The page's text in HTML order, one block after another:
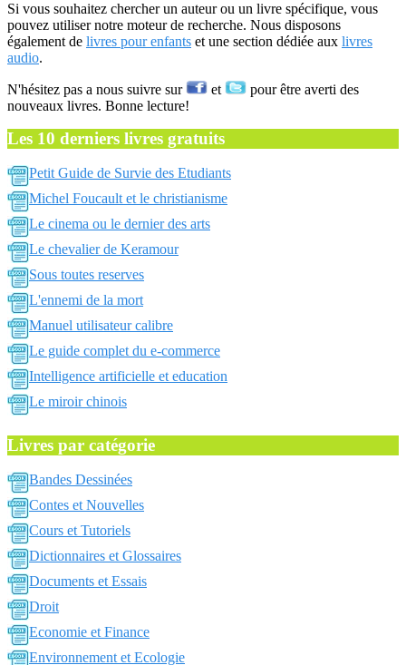
Si vous souhaitez chercher un auteur ou un livre spécifique, vous
pouvez utiliser notre moteur de recherche. Nous disposons
également de livres pour enfants et une section dédiée aux livres
audio.
N'hésitez pas a nous suivre sur et
pour être averti des
nouveaux livres. Bonne lecture!
Les 10 derniers livres gratuits
Petit Guide de Survie des Etudiants
Michel Foucault et le christianisme
Le cinema ou le dernier des arts
Le chevalier de Keramour
Sous toutes reserves
L'ennemi de la mort
Manuel utilisateur calibre
Le guide complet du e-commerce
Intelligence artificielle et education
Le miroir chinois
Livres par catégorie
Bandes Dessinées
Contes et Nouvelles
Cours et Tutoriels
Dictionnaires et Glossaires
Documents et Essais
Droit
Economie et Finance
Environnement et Ecologie